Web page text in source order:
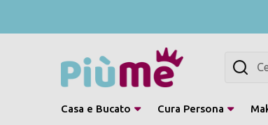
Cerca
Casa e Bucato Cura Persona